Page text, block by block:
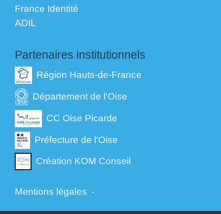
France Identité
ADIL
Partenaires institutionnels
Région Hauts-de-France
Département de l'Oise
CC Oise Picarde
Préfecture de l'Oise
Création KOM Conseil
Mentions légales -